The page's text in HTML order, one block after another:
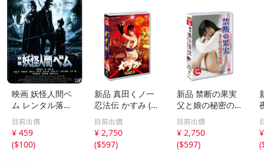
映画 妖怪人間ベ
ム レンタル落ち
中古 DVD ケース
無
目前出價
¥ 459
($100)
新品 真田くノ一
忍法伝 かすみ (D
VD) CPD-1001-C
M
目前出價
¥ 2,750
($597)
新品 禁断の果実
父と娘の秘密の関
係 (DVD) CPD-10
18-CM
目前出價
¥ 2,750
($597)
(